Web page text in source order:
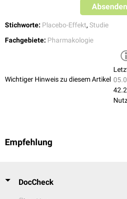
Absenden
Stichworte: Placebo-Effekt, Studie
Fachgebiete: Pharmakologie
Wichtiger Hinweis zu diesem Artikel
Empfehlung
DocCheck